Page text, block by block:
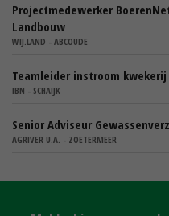
Projectmedewerker
Landbouw
WIJ.LAND - ABCOUDE
Teamleider instroom kwekerij
IBN - SCHAIJK
Senior Adviseur
AGRIVER U.A. - ZOETERMEER